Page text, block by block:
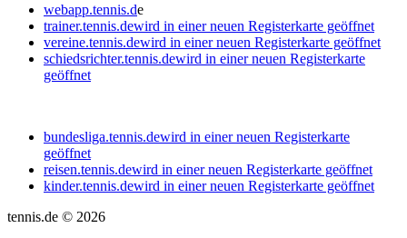
webapp.tennis.de
trainer.tennis.dewird in einer neuen Registerkarte geöffnet
vereine.tennis.dewird in einer neuen Registerkarte geöffnet
schiedsrichter.tennis.dewird in einer neuen Registerkarte
geöffnet
bundesliga.tennis.dewird in einer neuen Registerkarte
geöffnet
reisen.tennis.dewird in einer neuen Registerkarte geöffnet
kinder.tennis.dewird in einer neuen Registerkarte geöffnet
tennis.de © 2026